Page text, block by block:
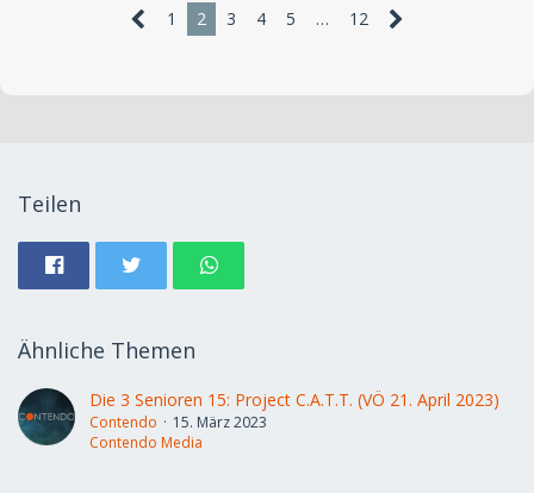
1 2 3 4 5 … 12
Teilen
Ähnliche Themen
Die 3 Senioren 15: Project C.A.T.T. (VÖ 21. April 2023)
Contendo
15. März 2023
Contendo Media